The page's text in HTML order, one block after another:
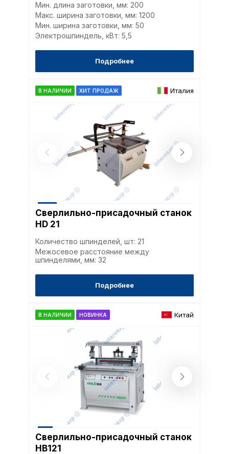
Мин. длина заготовки, мм: 200
Макс. ширина заготовки, мм: 1200
Мин. ширина заготовки, мм: 50
Электрошпиндель, кВт: 5,5
Подробнее
В НАЛИЧИИ ХИТ ПРОДАЖ Италия
Сверлильно-присадочный станок
HD 21
Количество шпинделей, шт: 21
Межосевое расстояние между
шпинделями, мм: 32
Подробнее
В НАЛИЧИИ НОВИНКА Китай
Сверлильно-присадочный станок
HB121
каждого типа файлов
типа «технические
без которых
функционирование
этого периода Сайт
согласие. Вы вправе
настроек файлов cookie
путем перехода по
верхней части
настроек cookie».
Перед тем как
параметров
можете ознакомиться с
обработки
списком файлов cookie
описание и сроки
cookie-файлы
определять
страницы и
совершенствованию
исходя из
пользователей.
Сохранить выбор